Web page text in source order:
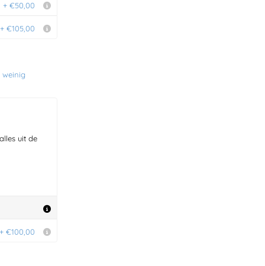
+ €50,00
+ €105,00
weinig
uit de
+ €100,00